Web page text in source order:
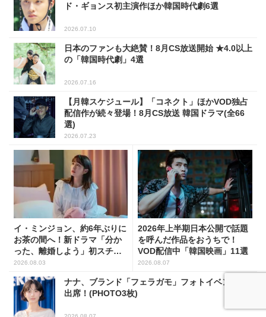
ド・ギョンス初主演作ほか韓国時代劇6選
2026.07.10
日本のファンも大絶賛！8月CS放送開始 ★4.0以上
の「韓国時代劇」4選
2026.07.16
【月韓スケジュール】「コネクト」ほかVOD独占
配信作が続々登場！8月CS放送 韓国ドラマ(全66
選)
2026.07.23
イ・ミンジョン、約6年ぶりに
お茶の間へ！新ドラマ「分か
った、離婚しよう」初スチー
ル公開
2026.08.03
2026年上半期日本公開で話題
を呼んだ作品をおうちで！
VOD配信中「韓国映画」11選
2026.08.07
ナナ、ブランド「フェラガモ」フォトイベントに
出席！(PHOTO3枚)